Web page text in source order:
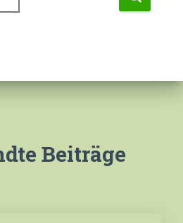
Beiträge